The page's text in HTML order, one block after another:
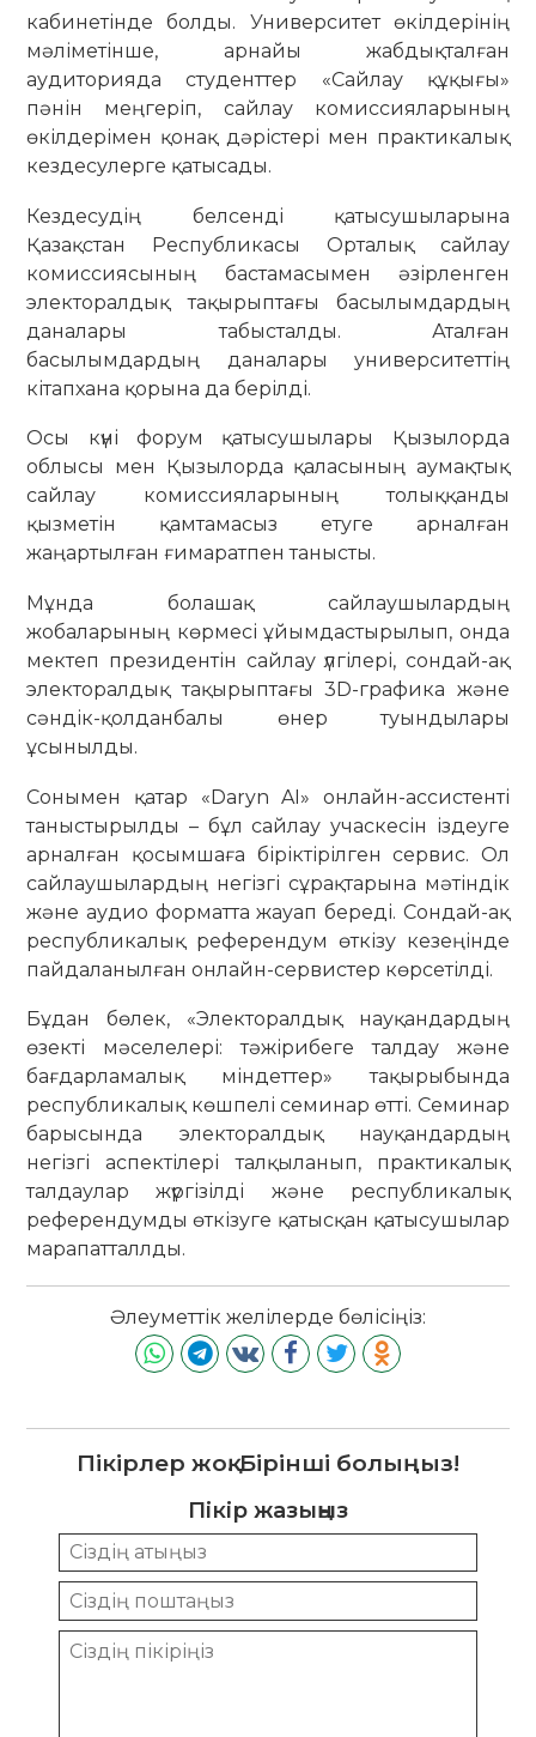
кабинетінде болды. Университет өкілдерінің
мәліметінше, арнайы жабдықталған
аудиторияда студенттер «Сайлау құқығы»
пәнін меңгеріп, сайлау комиссияларының
өкілдерімен қонақ дәрістері мен практикалық
кездесулерге қатысады.
Кездесудің белсенді қатысушыларына
Қазақстан Республикасы Орталық сайлау
комиссиясының бастамасымен әзірленген
электоралдық тақырыптағы басылымдардың
даналары табысталды. Аталған
басылымдардың даналары университеттің
кітапхана қорына да берілді.
Осы күні форум қатысушылары Қызылорда
облысы мен Қызылорда қаласының аумақтық
сайлау комиссияларының толыққанды
қызметін қамтамасыз етуге арналған
жаңартылған ғимаратпен танысты.
Мұнда болашақ сайлаушылардың
жобаларының көрмесі ұйымдастырылып, онда
мектеп президентін сайлау үлгілері, сондай-ақ
электоралдық тақырыптағы 3D-графика және
сәндік-қолданбалы өнер туындылары
ұсынылды.
Сонымен қатар «Daryn AI» онлайн-ассистенті
таныстырылды – бұл сайлау учаскесін іздеуге
арналған қосымшаға біріктірілген сервис. Ол
сайлаушылардың негізгі сұрақтарына мәтіндік
және аудио форматта жауап береді. Сондай-ақ
республикалық референдум өткізу кезеңінде
пайдаланылған онлайн-сервистер көрсетілді.
Бұдан бөлек, «Электоралдық науқандардың
өзекті мәселелері: тәжірибеге талдау және
бағдарламалық міндеттер» тақырыбында
республикалық көшпелі семинар өтті. Семинар
барысында электоралдық науқандардың
негізгі аспектілері талқыланып, практикалық
талдаулар жүргізілді және республикалық
референдумды өткізуге қатысқан қатысушылар
марапатталлды.
Әлеуметтік желілерде бөлісіңіз:
Пікірлер жоқ. Бірінші болыңыз!
Пікір жазыңыз